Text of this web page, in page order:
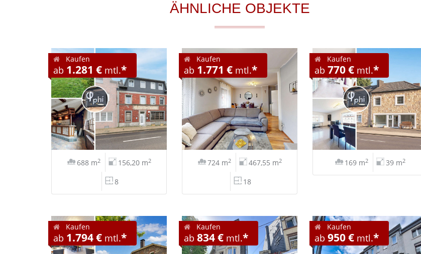
ÄHNLICHE OBJEKTE
Kaufen
ab 1.281 € mtl.*
688 m2 156,20 m2
8
Kaufen
ab 1.771 €mtl.*
724 m2 467,55 m2
18
Kaufen
ab 770 €mtl.*
169 m2 39 m2
Kaufen
ab 1.794 € mtl.*
Kaufen
ab 834 €mtl.*
Kaufen
ab 950 €mtl.*